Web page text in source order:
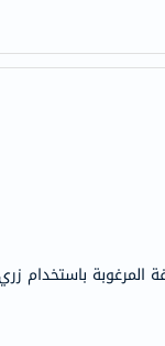
المرغوبة باستخدام